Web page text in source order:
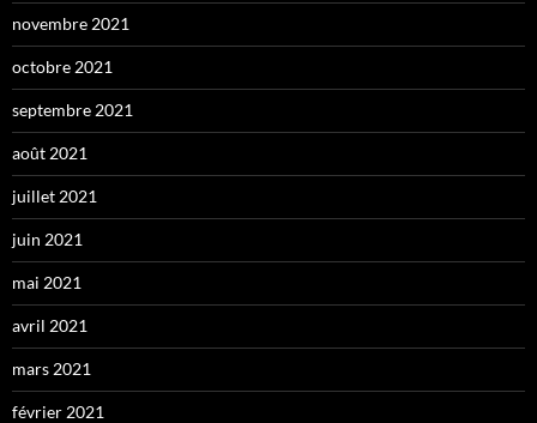
novembre 2021
octobre 2021
septembre 2021
août 2021
juillet 2021
juin 2021
mai 2021
avril 2021
mars 2021
février 2021